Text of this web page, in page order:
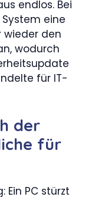
endlos. Bei
eine
den
wodurch
für IT-
der
für
Ein PC stürzt